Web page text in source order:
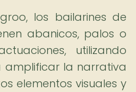
los bailarines de
abanicos, palos o
utilizando
amplificar la narrativa
elementos visuales y